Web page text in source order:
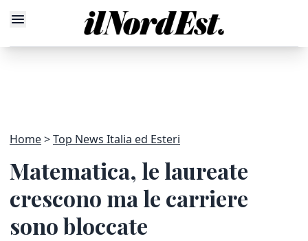
Home Top News Italia ed Esteri
Matematica, le laureate
crescono ma le carriere
sono bloccate